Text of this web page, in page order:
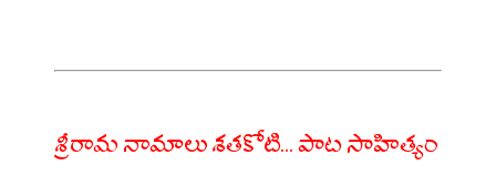
శ్రీరామ నామాలు శతకోటి... పాట సాహిత్యం